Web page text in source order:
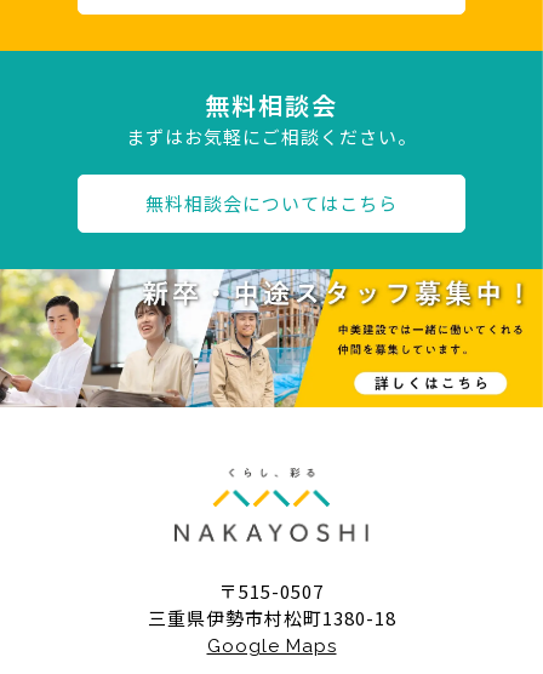
無料相談会
まずはお気軽にご相談ください。
無料相談会についてはこちら
〒515-0507
三重県伊勢市村松町1380-18
Google Maps